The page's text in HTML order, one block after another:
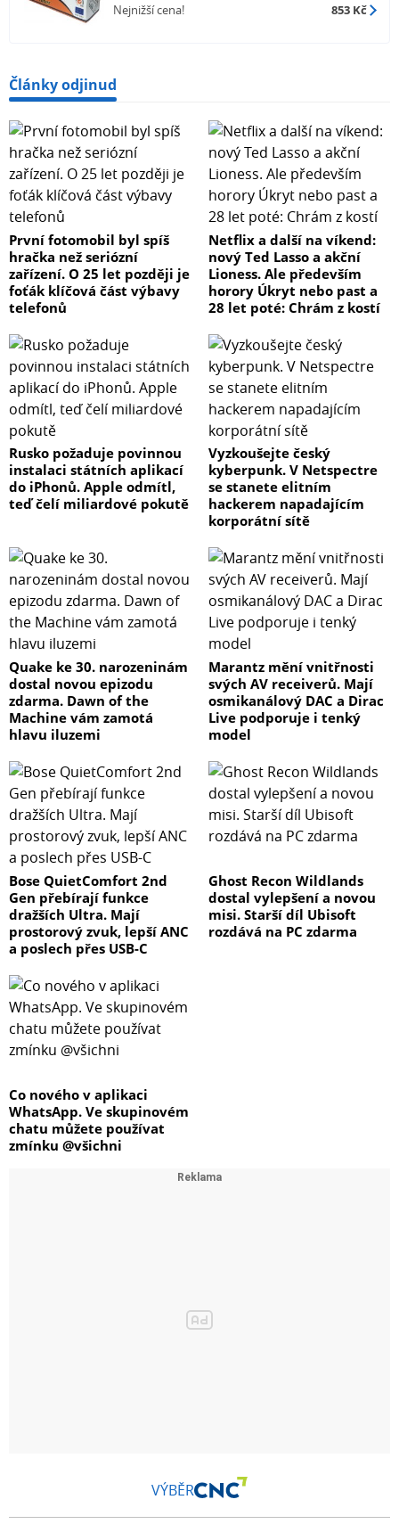
Nejnižší cena! 853 Kč
Články odjinud
První fotomobil byl spíš
hračka než seriózní
zařízení. O 25 let později je
foťák klíčová část výbavy
telefonů
Netflix a další na víkend:
nový Ted Lasso a akční
Lioness. Ale především
horory Úkryt nebo past a
28 let poté: Chrám z kostí
Rusko požaduje povinnou
instalaci státních aplikací
do iPhonů. Apple odmítl,
teď čelí miliardové pokutě
Vyzkoušejte český
kyberpunk. V Netspectre
se stanete elitním
hackerem napadajícím
korporátní sítě
Quake ke 30. narozeninám
dostal novou epizodu
zdarma. Dawn of the
Machine vám zamotá
hlavu iluzemi
Marantz mění vnitřnosti
svých AV receiverů. Mají
osmikanálový DAC a Dirac
Live podporuje i tenký
model
Bose QuietComfort 2nd
Gen přebírají funkce
dražších Ultra. Mají
prostorový zvuk, lepší ANC
a poslech přes USB-C
Ghost Recon Wildlands
dostal vylepšení a novou
misi. Starší díl Ubisoft
rozdává na PC zdarma
Co nového v aplikaci
WhatsApp. Ve skupinovém
chatu můžete používat
zmínku @všichni
VÝBĚR